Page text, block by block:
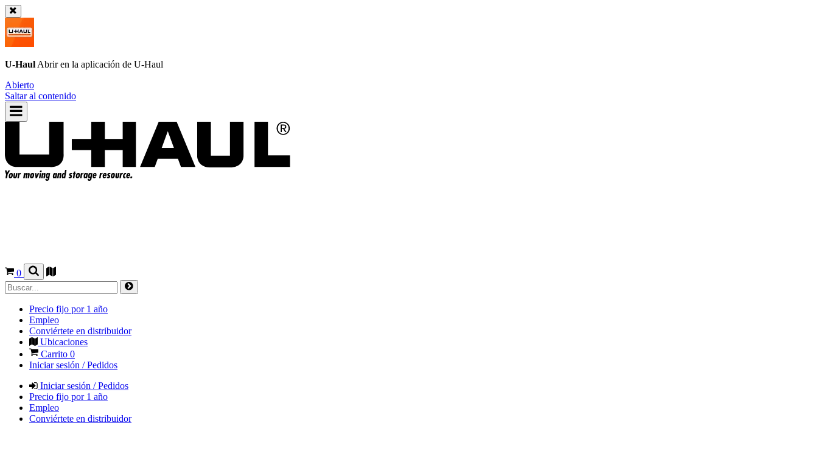
U-Haul Abrir en la aplicación de U-Haul
Abierto
Saltar al contenido
0
Precio fijo por 1 año
Empleo
Conviértete en distribuidor
Ubicaciones
Carrito 0
Iniciar sesión / Pedidos
Iniciar sesión / Pedidos
Precio fijo por 1 año
Empleo
Conviértete en distribuidor